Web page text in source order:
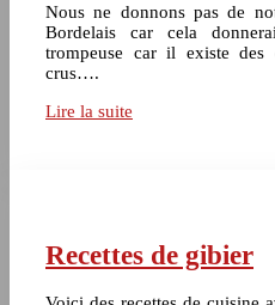
Nous ne donnons pas de
Bordelais car cela
trompeuse car il existe des
crus….
Lire la suite
Recettes de gibier